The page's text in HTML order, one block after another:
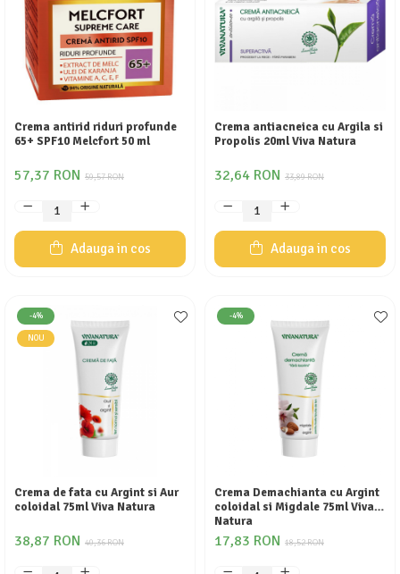
Crema antirid riduri profunde
65+ SPF10 Melcfort 50 ml
59,57 RON
57,37 RON
Adauga in cos
Crema antiacneica cu Argila si
Propolis 20ml Viva Natura
33,89 RON
32,64 RON
Adauga in cos
-4%
NOU
Crema de fata cu Argint si Aur
coloidal 75ml Viva Natura
40,36 RON
38,87 RON
-4%
Crema Demachianta cu Argint
coloidal si Migdale 75ml Viva
Natura
18,52 RON
17,83 RON